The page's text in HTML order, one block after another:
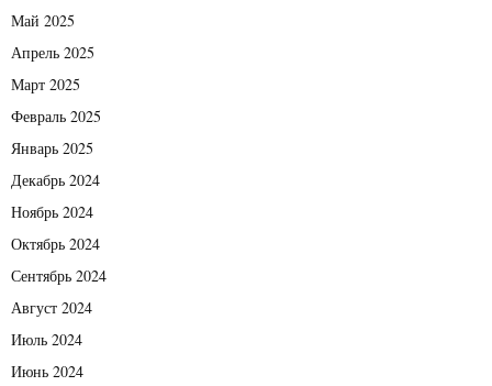
Май 2025
Апрель 2025
Март 2025
Февраль 2025
Январь 2025
Декабрь 2024
Ноябрь 2024
Октябрь 2024
Сентябрь 2024
Август 2024
Июль 2024
Июнь 2024